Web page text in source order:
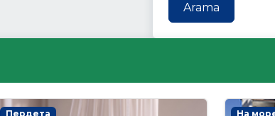
Arama
Интериорни врати